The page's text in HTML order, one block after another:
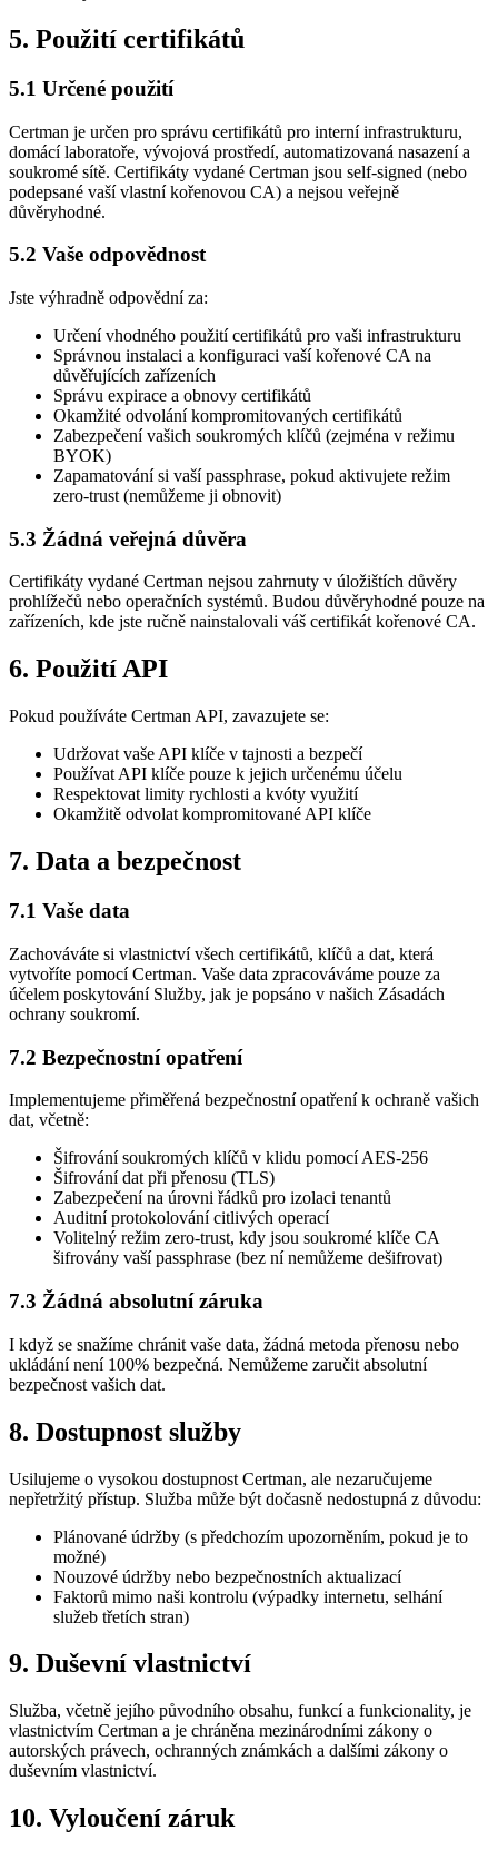
5. Použití certifikátů
5.1 Určené použití
Certman je určen pro správu certifikátů pro interní infrastrukturu,
domácí laboratoře, vývojová prostředí, automatizovaná nasazení a
soukromé sítě. Certifikáty vydané Certman jsou self-signed (nebo
podepsané vaší vlastní kořenovou CA) a nejsou veřejně
důvěryhodné.
5.2 Vaše odpovědnost
Jste výhradně odpovědní za:
Určení vhodného použití certifikátů pro vaši infrastrukturu
Správnou instalaci a konfiguraci vaší kořenové CA na
důvěřujících zařízeních
Správu expirace a obnovy certifikátů
Okamžité odvolání kompromitovaných certifikátů
Zabezpečení vašich soukromých klíčů (zejména v režimu
BYOK)
Zapamatování si vaší passphrase, pokud aktivujete režim
zero-trust (nemůžeme ji obnovit)
5.3 Žádná veřejná důvěra
Certifikáty vydané Certman nejsou zahrnuty v úložištích důvěry
prohlížečů nebo operačních systémů. Budou důvěryhodné pouze na
zařízeních, kde jste ručně nainstalovali váš certifikát kořenové CA.
6. Použití API
Pokud používáte Certman API, zavazujete se:
Udržovat vaše API klíče v tajnosti a bezpečí
Používat API klíče pouze k jejich určenému účelu
Respektovat limity rychlosti a kvóty využití
Okamžitě odvolat kompromitované API klíče
7. Data a bezpečnost
7.1 Vaše data
Zachováváte si vlastnictví všech certifikátů, klíčů a dat, která
vytvoříte pomocí Certman. Vaše data zpracováváme pouze za
účelem poskytování Služby, jak je popsáno v našich Zásadách
ochrany soukromí.
7.2 Bezpečnostní opatření
Implementujeme přiměřená bezpečnostní opatření k ochraně vašich
dat, včetně:
Šifrování soukromých klíčů v klidu pomocí AES-256
Šifrování dat při přenosu (TLS)
Zabezpečení na úrovni řádků pro izolaci tenantů
Auditní protokolování citlivých operací
Volitelný režim zero-trust, kdy jsou soukromé klíče CA
šifrovány vaší passphrase (bez ní nemůžeme dešifrovat)
7.3 Žádná absolutní záruka
I když se snažíme chránit vaše data, žádná metoda přenosu nebo
ukládání není 100% bezpečná. Nemůžeme zaručit absolutní
bezpečnost vašich dat.
8. Dostupnost služby
Usilujeme o vysokou dostupnost Certman, ale nezaručujeme
nepřetržitý přístup. Služba může být dočasně nedostupná z důvodu:
Plánované údržby (s předchozím upozorněním, pokud je to
možné)
Nouzové údržby nebo bezpečnostních aktualizací
Faktorů mimo naši kontrolu (výpadky internetu, selhání
služeb třetích stran)
9. Duševní vlastnictví
Služba, včetně jejího původního obsahu, funkcí a funkcionality, je
vlastnictvím Certman a je chráněna mezinárodními zákony o
autorských právech, ochranných známkách a dalšími zákony o
duševním vlastnictví.
10. Vyloučení záruk